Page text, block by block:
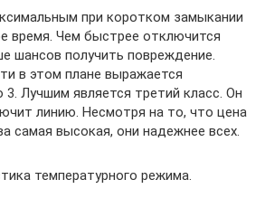
при коротком замыкании
время. Чем быстрее отключится
шансов получить повреждение.
в этом плане выражается
3. Лучшим является третий класс. Он
линию. Несмотря на то, что цена
самая высокая, они надежнее всех.
температурного режима.